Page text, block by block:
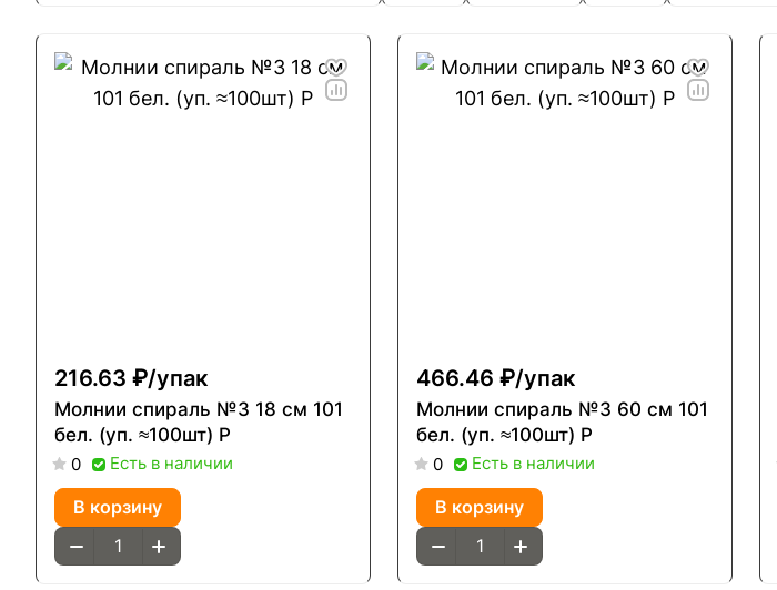
216.63 ₽/упак
Молнии спираль №3 18 см 101
бел. (уп. ≈100шт) Р
0 Есть в наличии
В корзину
466.46 ₽/упак
Молнии спираль №3 60 см 101
бел. (уп. ≈100шт) Р
0 Есть в наличии
В корзину